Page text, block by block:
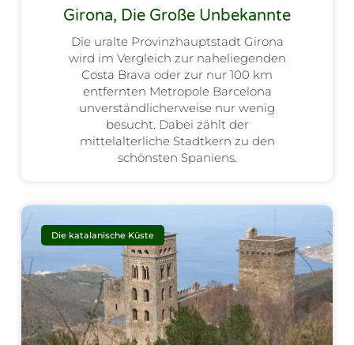
Girona, Die Große Unbekannte
Die uralte Provinzhauptstadt Girona
wird im Vergleich zur naheliegenden
Costa Brava oder zur nur 100 km
entfernten Metropole Barcelona
unverständlicherweise nur wenig
besucht. Dabei zählt der
mittelalterliche Stadtkern zu den
schönsten Spaniens.
Die katalanische Küste